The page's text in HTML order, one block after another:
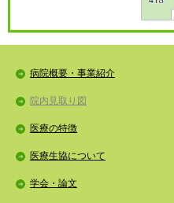
病院概要・事業紹介
院内見取り図
医療の特徴
医療生協について
学会・論文